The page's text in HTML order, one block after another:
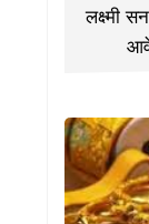
लक्ष्मी